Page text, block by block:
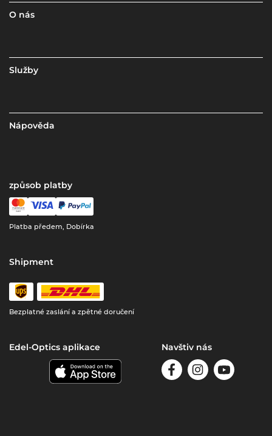
O nás
Služby
Nápověda
způsob platby
Platba předem, Dobírka
Shipment
Bezplatné zaslání a zpětné doručení
Edel-Optics aplikace Navštiv nás